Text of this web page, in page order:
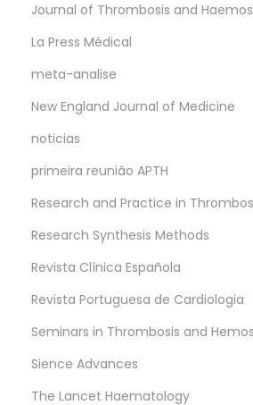
Journal of Thrombosis and
La Press Médical
meta-analise
New England Journal of Medicine
noticias
primeira reunião APTH
Research and Practice in
Research Synthesis Methods
Revista Clínica Española
Revista Portuguesa de Cardiologia
Seminars in Thrombosis and
Sience Advances
The Lancet Haematology